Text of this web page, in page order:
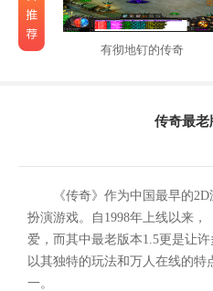
有彻地钉的传奇
传奇最老
《传奇》作为中国最早的
扮演游戏。自1998年上线以来
爱，而其中最老版本1.5更是让
以其独特的玩法和万人在线的特
一。